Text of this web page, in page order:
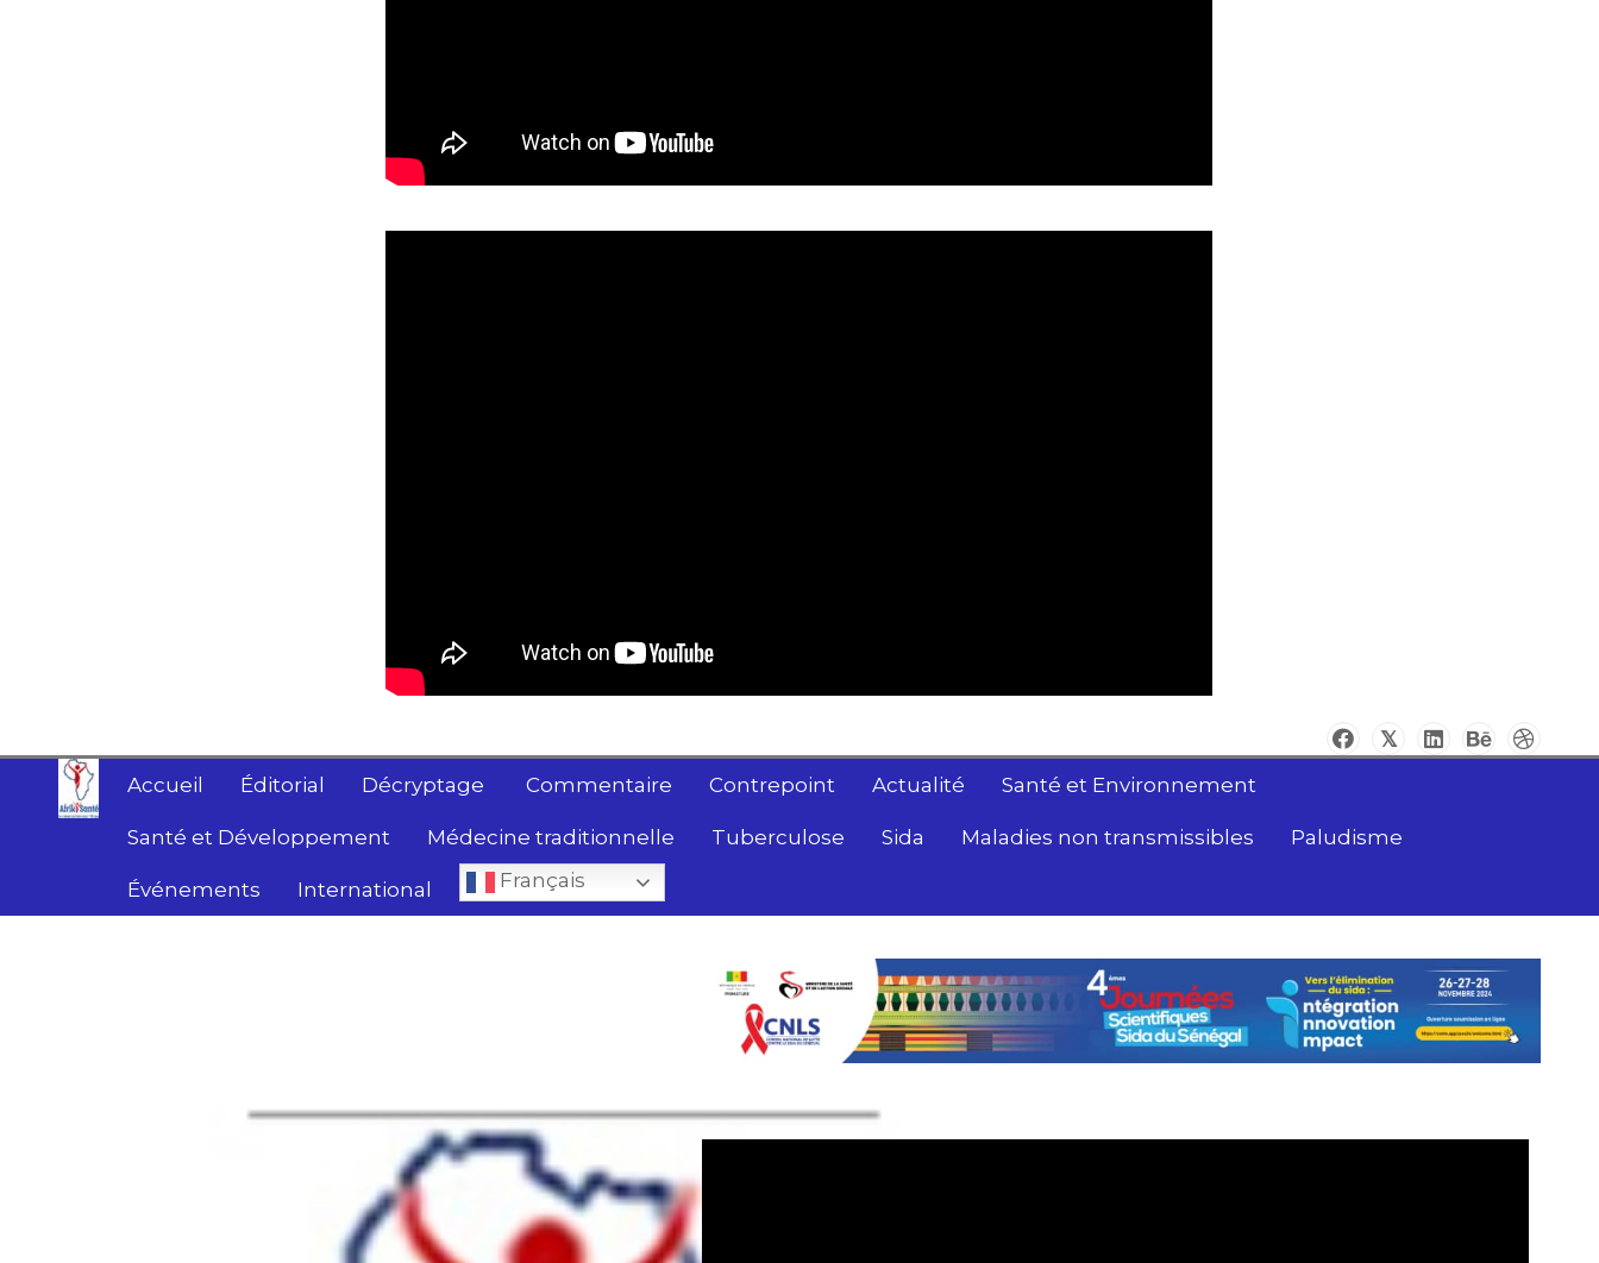
Accueil Éditorial Décryptage Commentaire Contrepoint Actualité Santé et Environnement
Santé et Développement Médecine traditionnelle Tuberculose Sida Maladies non transmissibles Paludisme
Événements International Français